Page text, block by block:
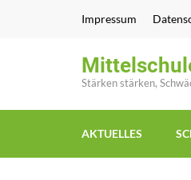
Impressum
Stärken stärken,
AKTUELLES